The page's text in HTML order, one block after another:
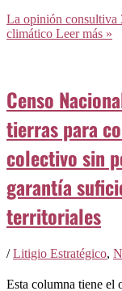
La opinión consultiva
climático Leer más »
Censo
tierras para
colectivo sin
garantía
territoriales
/Litigio Estratégico,
Esta columna tiene el